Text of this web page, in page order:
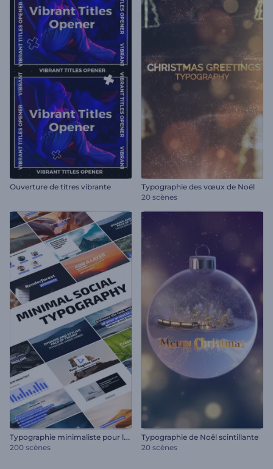
Ouverture de titres vibrante
Typographie des vœux de Noël
20 scènes
T
ypographie minimaliste pour les réseaux sociaux
200 scènes
Typographie de Noël scintillante
20 scènes